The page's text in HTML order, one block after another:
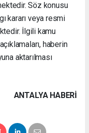
Söz konusu
kararı veya resmi
İlgili kamu
haberin
aktarılması
ANTALYA HABERİ